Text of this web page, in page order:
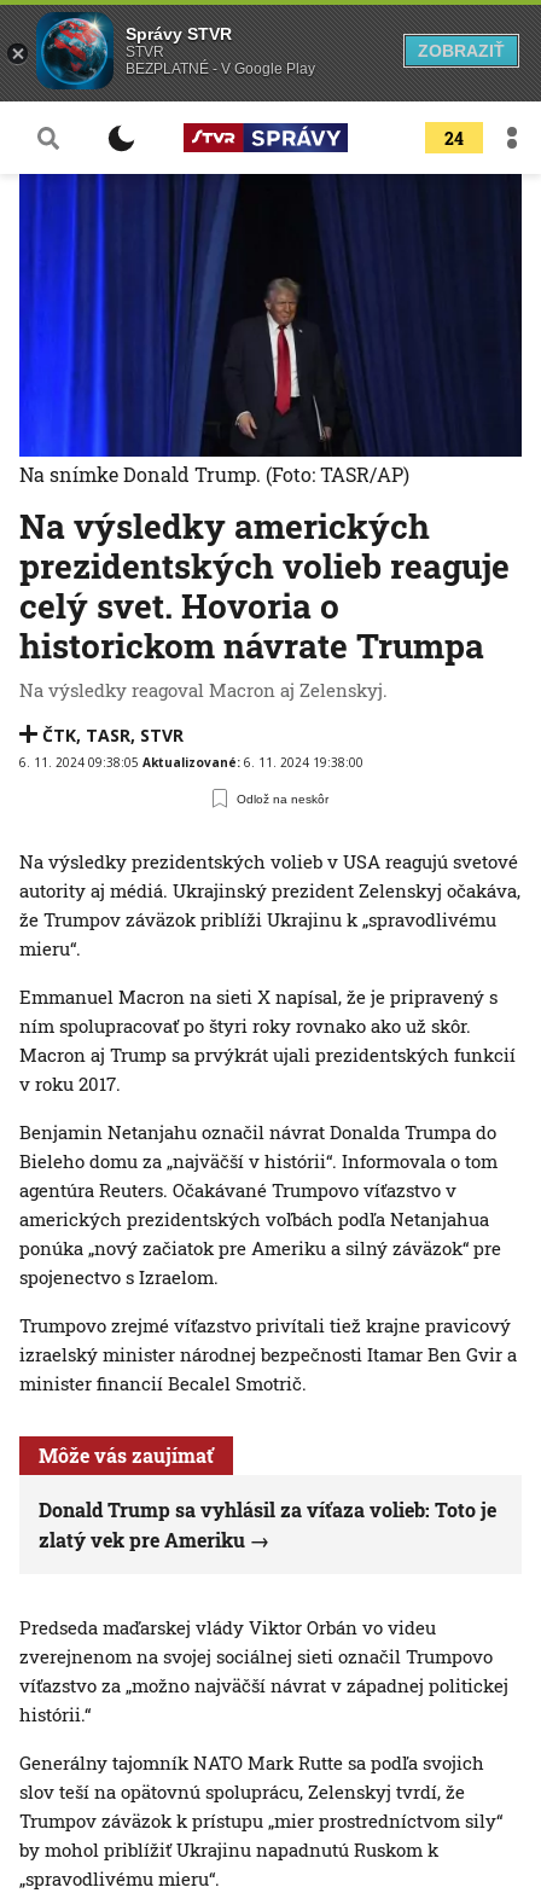
24
Na výsledky amerických
prezidentských volieb reaguje
celý svet. Hovoria o
historickom návrate Trumpa
Na výsledky reagoval Macron aj Zelenskyj.
ČTK, TASR, STVR
6. 11. 2024 09:38:05 Aktualizované: 6. 11. 2024 19:38:00
Odlož na neskôr
Na snímke Donald Trump. (Foto: TASR/AP)
Na výsledky prezidentských volieb v USA reagujú svetové
autority aj médiá. Ukrajinský prezident Zelenskyj očakáva,
že Trumpov záväzok priblíži Ukrajinu k „spravodlivému
mieru“.
Emmanuel Macron na sieti X napísal, že je pripravený s
ním spolupracovať po štyri roky rovnako ako už skôr.
Macron aj Trump sa prvýkrát ujali prezidentských funkcií
v roku 2017.
Benjamin Netanjahu označil návrat Donalda Trumpa do
Bieleho domu za „najväčší v histórii“. Informovala o tom
agentúra Reuters. Očakávané Trumpovo víťazstvo v
amerických prezidentských voľbách podľa Netanjahua
ponúka „nový začiatok pre Ameriku a silný záväzok“ pre
spojenectvo s Izraelom.
Trumpovo zrejmé víťazstvo privítali tiež krajne pravicový
izraelský minister národnej bezpečnosti Itamar Ben Gvir a
minister financií Becalel Smotrič.
Môže vás zaujímať
Donald Trump sa vyhlásil za víťaza volieb: Toto je
zlatý vek pre Ameriku
Predseda maďarskej vlády Viktor Orbán vo videu
zverejnenom na svojej sociálnej sieti označil Trumpovo
víťazstvo za „možno najväčší návrat v západnej politickej
histórii.“
Generálny tajomník NATO Mark Rutte sa podľa svojich
slov teší na opätovnú spoluprácu, Zelenskyj tvrdí, že
Trumpov záväzok k prístupu „mier prostredníctvom sily“
by mohol priblížiť Ukrajinu napadnutú Ruskom k
„spravodlivému mieru“.
Správy STVR
STVR
BEZPLATNÉ - V Google Play
ZOBRAZIŤ